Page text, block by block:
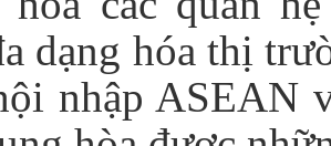
dạng hóa thị
nhập ASEAN